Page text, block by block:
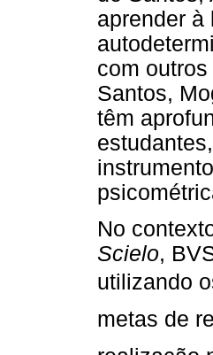
aprender à
com
Santos,
têm
No
Scielo,
utilizando
metas de